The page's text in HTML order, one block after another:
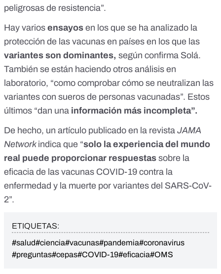
peligrosas de resistencia”.
Hay varios ensayos en los que se ha analizado la
protección de las vacunas en países en los que las
variantes son dominantes, según confirma Solá.
También se están haciendo otros análisis en
laboratorio, “como comprobar cómo se neutralizan las
variantes con sueros de personas vacunadas”. Estos
últimos “dan una información más incompleta”.
De hecho, un artículo publicado en la revista JAMA
Network indica que “solo la experiencia del mundo
real puede proporcionar respuestas sobre la
eficacia de las vacunas COVID-19 contra la
enfermedad y la muerte por variantes del SARS-CoV-
2”.
ETIQUETAS:
#salud#ciencia#vacunas#pandemia#coronavirus
#preguntas#cepas#COVID-19#eficacia#OMS